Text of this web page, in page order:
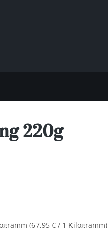
220g
(67,95 € / 1 Kilogramm)